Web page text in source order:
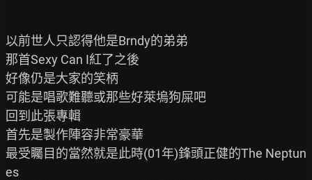
以前世人只認得他是Brndy的弟弟
那首Sexy Can I紅了之後
好像仍是大家的笑柄
可能是唱歌難聽或那些好萊塢狗屎吧
回到此張專輯
首先是製作陣容非常豪華
最受矚目的當然就是此時(01年)鋒頭正健的The Neptun
es